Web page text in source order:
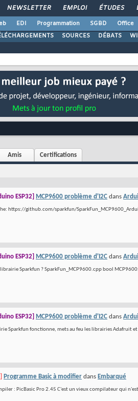
NEWSLETTER EMPLOI ÉTUDES
EDI Programmation SGBD Office
SOURCES DÉBATS
Amis Certifications
ESP32] MCP9600 problème d'I2C dans
https://github.com/sparkfun/
ESP32] MCP9600 problème d'I2C dans
Sparkfun ? SparkFun_MCP9600.cpp bool
ESP32] MCP9600 problème d'I2C dans
Sparkfun fonctionne, mets au feu les librairies Adafruit
Programme Basic à modifier dans Embarqué
: PicBasic Pro 2.45 C'est un vieux compilateur qui